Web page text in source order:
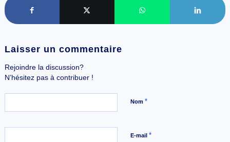
Laisser un commentaire
Rejoindre la discussion?
N’hésitez pas à contribuer !
Nom *
E-mail *